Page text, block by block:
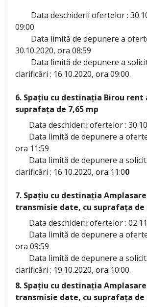
Data deschiderii ofertelor :
09:00
Data limită de depunere a
30.10.2020, ora 08:59
Data limită de depunere a
clarificări : 16.10.2020, ora 09:00.
6. Spațiu cu destinația Birou rent
suprafața de 7,65 mp
Data deschiderii ofertelor :
Data limită de depunere a
ora 11:59
Data limită de depunere a
clarificări : 16.10.2020, ora 11:00
7. Spațiu cu destinația
transmisie date, cu suprafața de
Data deschiderii ofertelor :
Data limită de depunere a
ora 09:59
Data limită de depunere a
clarificări : 19.10.2020, ora 10:00.
8. Spațiu cu destinația
transmisie date, cu suprafața de